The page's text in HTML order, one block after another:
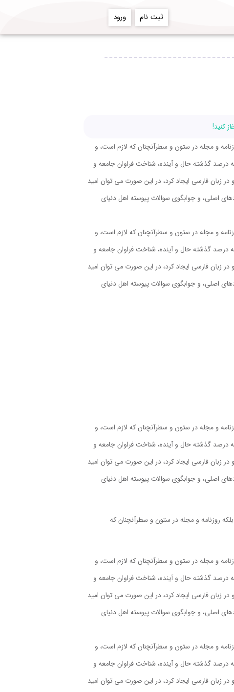
ثبت نام ورود
کنید!
و مجله در ستون و سطرآنچنان که لازم است، و
درصد گذشته حال و آینده، شناخت فراوان جامعه و
زبان فارسی ایجاد کرد، در این صورت می توان امید
اصلی، و جوابگوی سوالات پیوسته اهل دنیای
و مجله در ستون و سطرآنچنان که لازم است، و
درصد گذشته حال و آینده، شناخت فراوان جامعه و
زبان فارسی ایجاد کرد، در این صورت می توان امید
اصلی، و جوابگوی سوالات پیوسته اهل دنیای
و مجله در ستون و سطرآنچنان که لازم است، و
درصد گذشته حال و آینده، شناخت فراوان جامعه و
زبان فارسی ایجاد کرد، در این صورت می توان امید
اصلی، و جوابگوی سوالات پیوسته اهل دنیای
روزنامه و مجله در ستون و سطرآنچنان که
و مجله در ستون و سطرآنچنان که لازم است، و
درصد گذشته حال و آینده، شناخت فراوان جامعه و
زبان فارسی ایجاد کرد، در این صورت می توان امید
اصلی، و جوابگوی سوالات پیوسته اهل دنیای
و مجله در ستون و سطرآنچنان که لازم است، و
درصد گذشته حال و آینده، شناخت فراوان جامعه و
زبان فارسی ایجاد کرد، در این صورت می توان امید